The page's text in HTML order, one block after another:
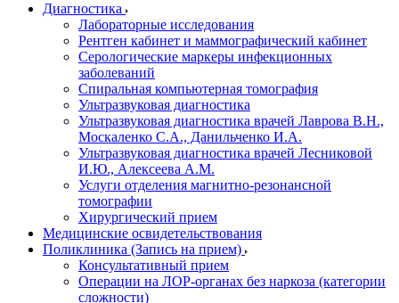
Диагностика
Лабораторные исследования
Рентген кабинет и маммографический кабинет
Серологические маркеры инфекционных
заболеваний
Спиральная компьютерная томография
Ультразвуковая диагностика
Ультразвуковая диагностика врачей Лаврова В.Н.,
Москаленко С.А., Данильченко И.А.
Ультразвуковая диагностика врачей Лесниковой
И.Ю., Алексеева А.М.
Услуги отделения магнитно-резонансной
томографии
Хирургический прием
Медицинские освидетельствования
Поликлиника (Запись на прием)
Консультативный прием
Операции на ЛОР-органах без наркоза (категории
сложности)